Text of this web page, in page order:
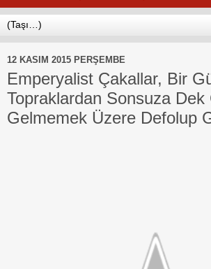
12 KASIM 2015 PERŞEMBE
Emperyalist Çakallar, Bir
Topraklardan Sonsuza Dek
Gelmemek Üzere Defolup